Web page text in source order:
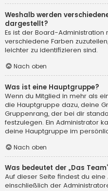
Weshalb werden
dargestellt?
Es ist der Board-
verschiedene Farben
leichter zu identifizieren sind.
Nach oben
Was ist eine Hauptgruppe?
Wenn du Mitglied in mehr als
die Hauptgruppe dazu, deine
Gruppenrang, der bei dir
festzulegen. Ein Administrator
deine Hauptgruppe im
Nach oben
Was bedeutet der „Das
Auf dieser Seite findest du
einschließlich der